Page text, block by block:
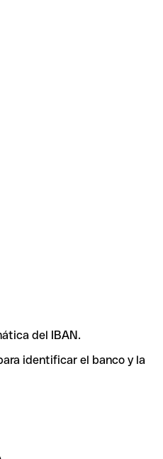
del IBAN.
identificar el banco y la